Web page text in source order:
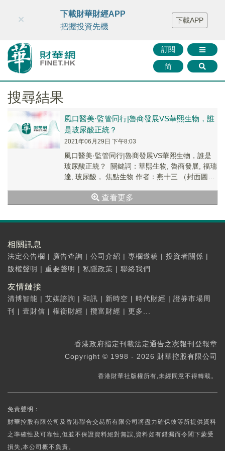
財華智庫網 FINTV FINMETA 財華證券 媒體矩陣
智庫沙龍
聯絡我們
訂閱
简
×
下載財華財經APP
把握投資先機
下載APP
搜尋結果
風口醫美·監管同行|魯商發展VS華熙生物，誰
是玻尿酸正統？
2021年06月29日 下午8:03
風口醫美·監管同行|魯商發展VS華熙生物，誰是
玻尿酸正統？ 關鍵詞：華熙生物, 魯商發展, 福瑞
達, 玻尿酸， 焦點生物 作者：燕十三 （封面圖
查看更多
相關訊息
法定公告欄 | 廣告查詢 | 公司介紹 | 專欄邀稿 | 投資者關係 |
版權聲明 | 重要聲明 | 私隱政策 | 聯絡我們
友情鏈接
清博智能 | 艾媒諮詢 | 和訊 | 新時空 | 時代財經 | 證券市場周
刊
| 壹財信 | 權衡財經 | 攬富財經 | 更多...
香港政府指定刊載法定通告之憲報刊登報章
Copyright © 1998 - 2026 財華控股有限公司
香港財華社版權所有,未經同意不得轉載。
免責聲明：
財華控股有限公司及香港聯合交易所有限公司將盡力確保彼等所提供資料
之準確性及可靠性,但並不保證資料絕對無誤,資料如有錯漏而令閣下蒙受
損失,本公司概不負責。